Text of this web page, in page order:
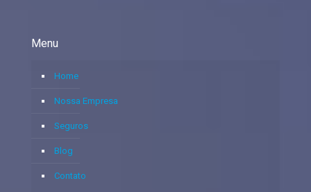
Menu
Home
Nossa Empresa
Seguros
Blog
Contato